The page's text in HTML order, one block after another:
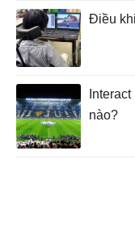
Điều
nào?